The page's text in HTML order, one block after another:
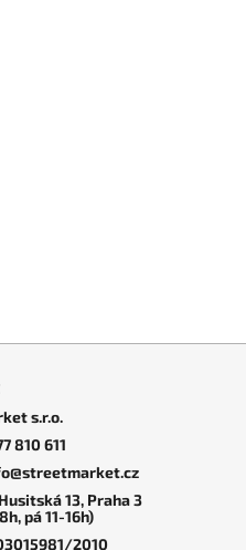
s.r.o.
810 611
13, Praha 3
pá 11-16h)
2010